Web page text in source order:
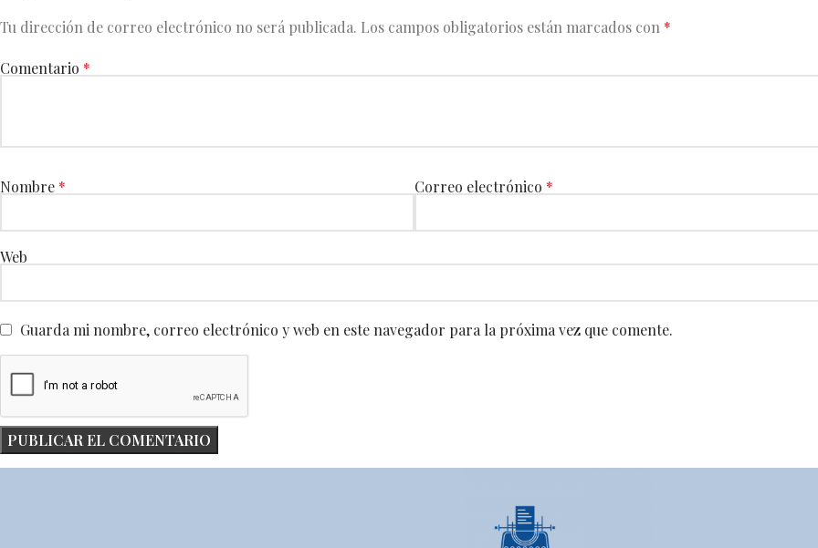
Tu dirección de correo electrónico no será publicada. Los campos obligatorios están marcados con *
Comentario *
Nombre * Correo electrónico *
Web
Guarda mi nombre, correo electrónico y web en este navegador para la próxima vez que comente.